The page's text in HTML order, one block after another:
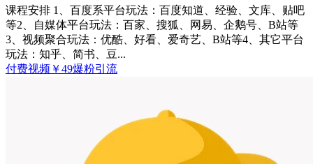
课程安排 1、百度系平台玩法：百度知道、经验、文库、贴吧
等2、自媒体平台玩法：百家、搜狐、网易、企鹅号、B站等
3、视频聚合玩法：优酷、好看、爱奇艺、B站等4、其它平台
玩法：知乎、简书、豆...
付费视频 ￥49爆粉引流